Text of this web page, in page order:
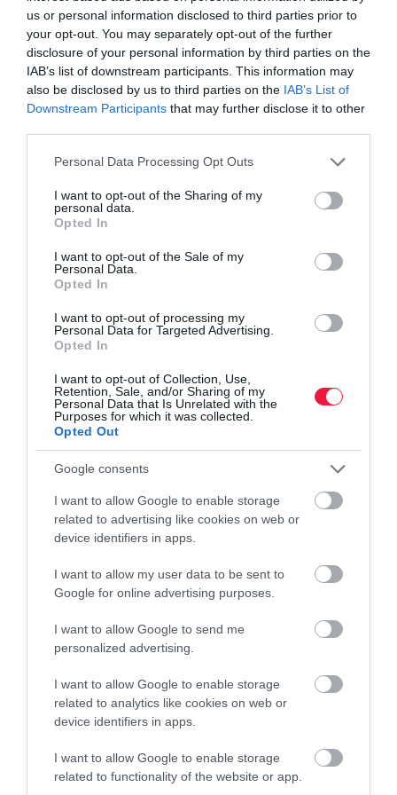
us or personal information disclosed to third parties prior to
your opt-out. You may separately opt-out of the further
disclosure of your personal information by third parties on the
IAB’s list of downstream participants. This information may
also be disclosed by us to third parties on the IAB’s List of
Downstream Participants that may further disclose it to other
Please note that this website/app uses one or more Google
not limited to your visit or usage behaviour. You may click to
grant or deny consent to Google and its third-party tags to
use your data for below specified purposes in below Google
consent section.
Personal Data Processing Opt Outs
I want to opt-out of the Sharing of my
personal data.
Opted In
I want to opt-out of the Sale of my
Personal Data.
Opted In
I want to opt-out of processing my
Personal Data for Targeted Advertising.
Opted In
I want to opt-out of Collection, Use,
Retention, Sale, and/or Sharing of my
Personal Data that Is Unrelated with the
Purposes for which it was collected.
Opted Out
Google consents
I want to allow Google to enable storage
related to advertising like cookies on web or
device identifiers in apps.
I want to allow my user data to be sent to
Google for online advertising purposes.
I want to allow Google to send me
personalized advertising.
I want to allow Google to enable storage
related to analytics like cookies on web or
device identifiers in apps.
I want to allow Google to enable storage
related to functionality of the website or app.
Fel kell készülni
Mennyi komposzttelep működik ma Magyarországon?
adni. A többiben keletkezett komposztot elégetik, vagy a
jobban is lehetne hasznosítani, szerencsére a problémát a MOHU
is érzékelte, mi pedig még az idén megalakítjuk a Magyar
Komposztgyártók Országos Szövetségét. Emellett új telepeket is
kell nyitni a mennyiség növelése és a szállítási költségek
csökkentése miatt. Plusz az állami rendszert is fel kell készíteni
arra, hogy a gazdák akarjanak komposztot vásárolni, úgy formálni
az Agrár-ökológiai Programot és az Agrár-környezetgazdálkodási
támogatásokat, hogy azokban a komposztált anyagok támogatható
inputanyagként jelenhessenek meg 2026-tól. Ez meg fog történni.
Ehhez jogszabályokat is módosítani kell.
is szükség van, mert ma komposztálni csak hulladék-gazdálkodási
engedéllyel rendelkező komposzttelepen lehet, ez sajnos uniós
előírás, a szabadföldi komposztálás nem engedélyezett. Nekünk
viszont sikerült elérni, hogy 2026-tól a mezőgazdasági
komposztálás esetén a gazdák saját mezőgazdasági
melléktermékeiket és a városi zöldhulladékot komposztálhassák és
Ilyen rendszer csak Ausztriában működik, az EU többi
kommunikációt folytatunk, hogy a gazdálkodók megértsék, miért
jó és hasznos a komposzt. És aztán maguk is termeljék és
használják ezt a kiváló alapanyagot.